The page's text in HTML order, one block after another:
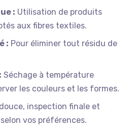
: Utilisation de produits
aux fibres textiles.
: Pour éliminer tout résidu de
Séchage à température
les couleurs et les formes.
inspection finale et
vos préférences.